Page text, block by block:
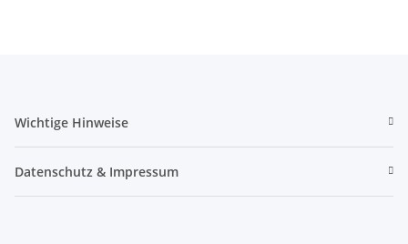
Wichtige Hinweise
Datenschutz & Impressum